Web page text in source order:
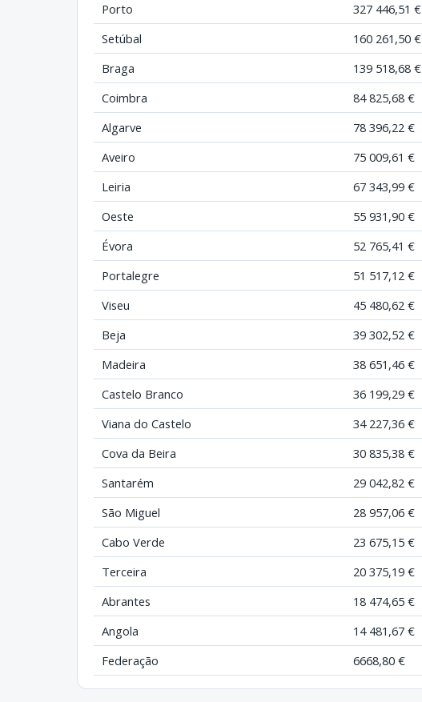
Porto
327 446,51 €
Setúbal
160 261,50 €
Braga
139 518,68 €
Coimbra
84 825,68 €
Algarve
78 396,22 €
Aveiro
75 009,61 €
Leiria
67 343,99 €
Oeste
55 931,90 €
Évora
52 765,41 €
Portalegre
51 517,12 €
Viseu
45 480,62 €
Beja
39 302,52 €
Madeira
38 651,46 €
Castelo Branco
36 199,29 €
Viana do Castelo
34 227,36 €
Cova da Beira
30 835,38 €
Santarém
29 042,82 €
São Miguel
28 957,06 €
Cabo Verde
23 675,15 €
Terceira
20 375,19 €
Abrantes
18 474,65 €
Angola
14 481,67 €
Federação
6668,80 €